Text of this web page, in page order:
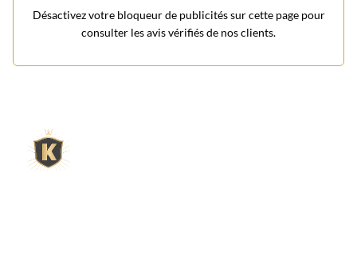
Désactivez votre bloqueur de publicités sur cette page pour
consulter les avis vérifiés de nos clients.